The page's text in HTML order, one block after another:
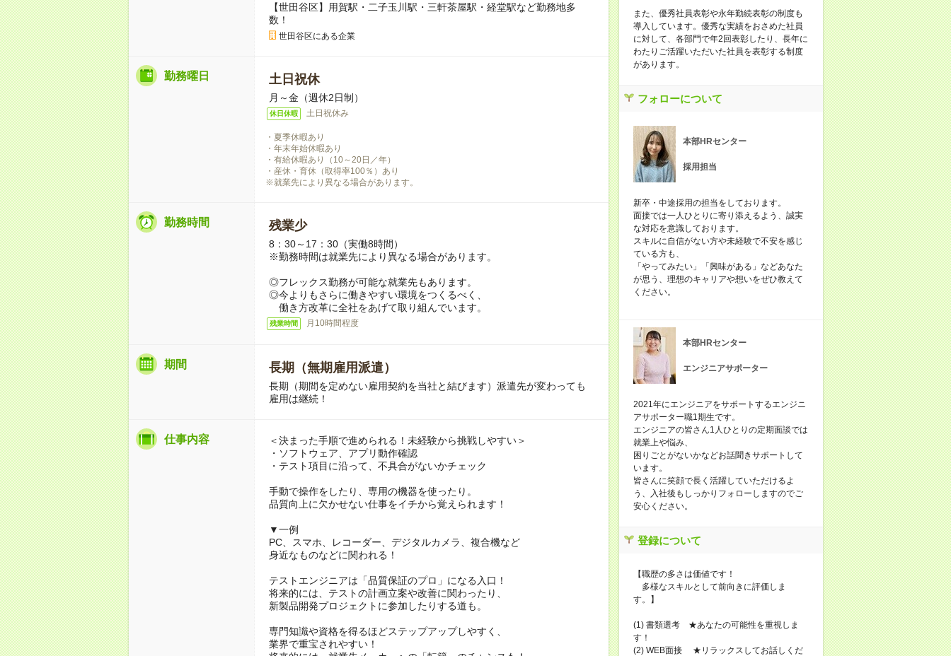
【世田谷区】用賀駅・二子玉川駅・三軒茶屋駅・経堂駅など勤務地多
数！
世田谷区にある企業
勤務曜日 土日祝休
月～金（週休2日制）
休日休暇 土日祝休み
・夏季休暇あり
・年末年始休暇あり
・有給休暇あり（10～20日／年）
・産休・育休（取得率100％）あり
※就業先により異なる場合があります。
勤務時間 残業少
8：30～17：30（実働8時間）
※勤務時間は就業先により異なる場合があります。
◎フレックス勤務が可能な就業先もあります。
◎今よりもさらに働きやすい環境をつくるべく、
働き方改革に全社をあげて取り組んでいます。
残業時間 月10時間程度
期間 長期（無期雇用派遣）
長期（期間を定めない雇用契約を当社と結びます）派遣先が変わっても
雇用は継続！
仕事内容
＜決まった手順で進められる！未経験から挑戦しやすい＞
・ソフトウェア、アプリ動作確認
・テスト項目に沿って、不具合がないかチェック
手動で操作をしたり、専用の機器を使ったり。
品質向上に欠かせない仕事をイチから覚えられます！
▼一例
PC、スマホ、レコーダー、デジタルカメラ、複合機など
身近なものなどに関われる！
テストエンジニアは「品質保証のプロ」になる入口！
将来的には、テストの計画立案や改善に関わったり、
新製品開発プロジェクトに参加したりする道も。
専門知識や資格を得るほどステップアップしやすく、
業界で重宝されやすい！
また、優秀社員表彰や永年勤続表彰の制度も
導入しています。優秀な実績をおさめた社員
に対して、各部門で年2回表彰したり、長年に
わたりご活躍いただいた社員を表彰する制度
があります。
フォローについて
本部HRセンター
採用担当
新卒・中途採用の担当をしております。
面接では一人ひとりに寄り添えるよう、誠実
な対応を意識しております。
スキルに自信がない方や未経験で不安を感じ
ている方も、
「やってみたい」「興味がある」などあなた
が思う、理想のキャリアや想いをぜひ教えて
ください。
本部HRセンター
エンジニアサポーター
2021年にエンジニアをサポートするエンジニ
アサポーター職1期生です。
エンジニアの皆さん1人ひとりの定期面談では
就業上や悩み、
困りごとがないかなどお話聞きサポートして
います。
皆さんに笑顔で長く活躍していただけるよ
う、入社後もしっかりフォローしますのでご
安心ください。
登録について
【職歴の多さは価値です！
多様なスキルとして前向きに評価しま
す。】
(1) 書類選考 ★あなたの可能性を重視しま
す！
(2) WEB面接 ★リラックスしてお話しくだ